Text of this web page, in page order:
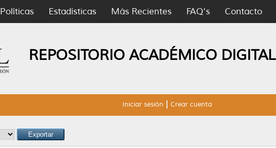
Políticas Estadísticas Más Recientes FAQ's Contacto
REPOSITORIO ACADÉMICO DIGITAL
Iniciar sesión Crear cuenta